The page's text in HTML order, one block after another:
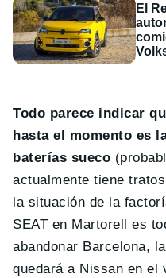
El
Todo parece indicar
hasta el momento es
baterías sueco
actualmente tiene
la situación de la
SEAT en Martorell es
abandonar Barcelona,
quedará a Nissan en el